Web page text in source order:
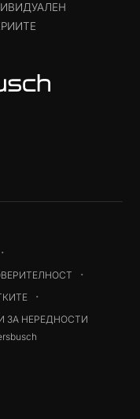
ЗА НЕРЕДНОСТИ